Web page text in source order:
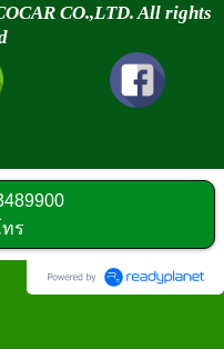
CO.,LTD. All rights
ร